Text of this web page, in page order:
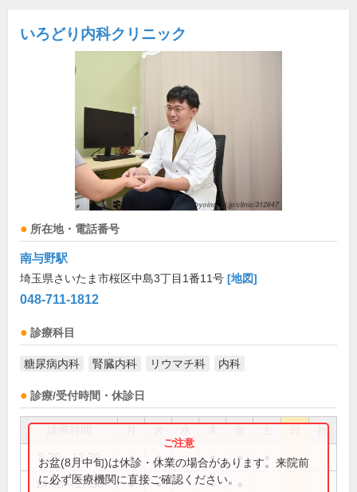
いろどり内科クリニック
所在地・電話番号
南与野駅
埼玉県さいたま市桜区中島3丁目1番11号 [地図]
048-711-1812
診療科目
糖尿病内科 腎臓内科 リウマチ科 内科
診療/受付時間・休診日
祝
8:30～12:30 ● ● ● ●
14:00～17:30 ● ● ●
お盆(8月中旬)は休診・休業の場合があります。来院前
に必ず医療機関に直接ご確認ください。